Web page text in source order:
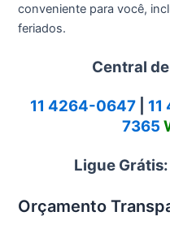
conveniente para você,
feriados.
Central
11 4264-0647
7365
Ligue Grátis:
Orçamento